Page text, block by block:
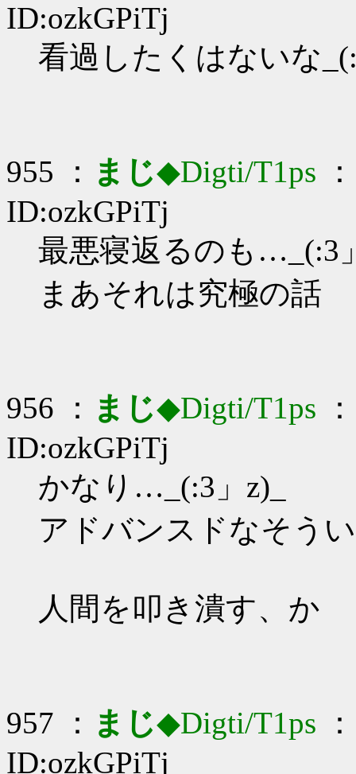
ID:ozkGPiTj
看過したくはないな
955 ： まじ◆Digti/T1ps
ID:ozkGPiTj
最悪寝返るのも…_(:3
まあそれは究極の話
956 ： まじ◆Digti/T1ps
ID:ozkGPiTj
かなり…_(:3」z)_
アドバンスドなそう
人間を叩き潰す、か
957 ： まじ◆Digti/T1ps
ID:ozkGPiTj